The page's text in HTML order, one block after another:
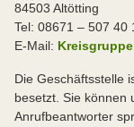
84503 Altötting
Tel: 08671 – 507 40
E-Mail:
Die Geschäftsstelle
besetzt. Sie können
Anrufbeantworter